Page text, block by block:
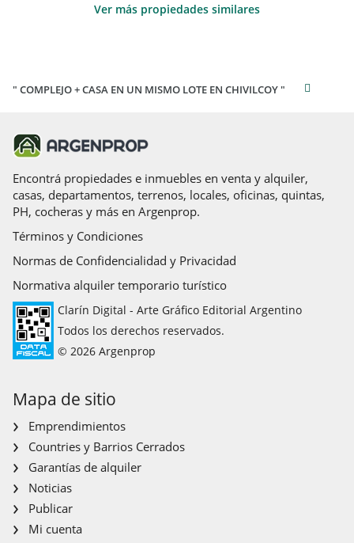
Ver más propiedades similares
" COMPLEJO + CASA EN UN MISMO LOTE EN CHIVILCOY "
Encontrá propiedades e inmuebles en venta y alquiler,
casas, departamentos, terrenos, locales, oficinas, quintas,
PH, cocheras y más en Argenprop.
Términos y Condiciones
Normas de Confidencialidad y Privacidad
Normativa alquiler temporario turístico
Clarín Digital - Arte Gráfico Editorial Argentino
Todos los derechos reservados.
© 2026 Argenprop
Mapa de sitio
Emprendimientos
Countries y Barrios Cerrados
Garantías de alquiler
Noticias
Publicar
Mi cuenta